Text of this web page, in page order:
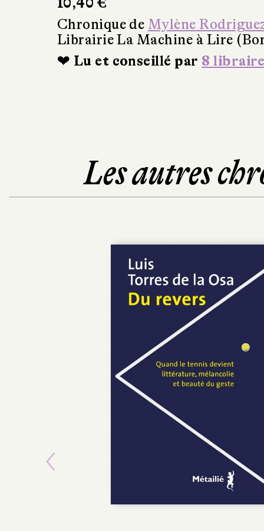
Chronique de Mylène
Librairie La Machine à Lire
❤ Lu et conseillé par 8
Les autres
Previous